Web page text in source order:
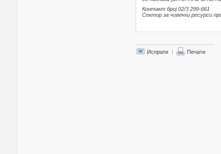
Контакт број 02/3 299-661
Сектор за човечки ресурси
Испрати | Печати